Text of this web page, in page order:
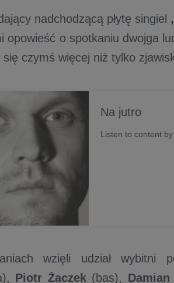
nadchodzącą płytę singiel
opowieść o spotkaniu dwojga
się czymś więcej niż tylko
Na jutro
Listen to content
wzięli udział wybitni
Piotr Żaczek(bas),